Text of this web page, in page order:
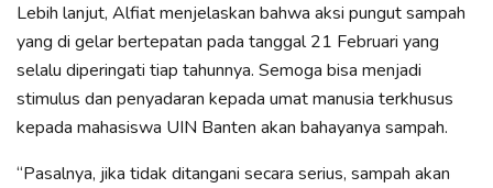
Lebih lanjut, Alfiat menjelaskan bahwa aksi pungut sampah
yang di gelar bertepatan pada tanggal 21 Februari yang
selalu diperingati tiap tahunnya. Semoga bisa menjadi
stimulus dan penyadaran kepada umat manusia terkhusus
kepada mahasiswa UIN Banten akan bahayanya sampah.
“Pasalnya, jika tidak ditangani secara serius, sampah akan